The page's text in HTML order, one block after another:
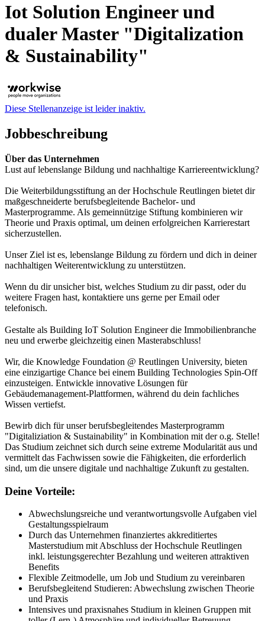
Iot Solution Engineer und
dualer Master "Digitalization
& Sustainability"
Diese Stellenanzeige ist leider inaktiv.
Jobbeschreibung
Über das Unternehmen
Lust auf lebenslange Bildung und nachhaltige Karriereentwicklung?
Die Weiterbildungsstiftung an der Hochschule Reutlingen bietet dir
maßgeschneiderte berufsbegleitende Bachelor- und
Masterprogramme. Als gemeinnützige Stiftung kombinieren wir
Theorie und Praxis optimal, um deinen erfolgreichen Karrierestart
sicherzustellen.
Unser Ziel ist es, lebenslange Bildung zu fördern und dich in deiner
nachhaltigen Weiterentwicklung zu unterstützen.
Wenn du dir unsicher bist, welches Studium zu dir passt, oder du
weitere Fragen hast, kontaktiere uns gerne per Email oder
telefonisch.
Gestalte als Building IoT Solution Engineer die Immobilienbranche
neu und erwerbe gleichzeitig einen Masterabschluss!
Wir, die Knowledge Foundation @ Reutlingen University, bieten
eine einzigartige Chance bei einem Building Technologies Spin-Off
einzusteigen. Entwickle innovative Lösungen für
Gebäudemanagement-Plattformen, während du dein fachliches
Wissen vertiefst.
Bewirb dich für unser berufsbegleitendes Masterprogramm
"Digitaliziation & Sustainability" in Kombination mit der o.g. Stelle!
Das Studium zeichnet sich durch seine extreme Modularität aus und
vermittelt das Fachwissen sowie die Fähigkeiten, die erforderlich
sind, um die unsere digitale und nachhaltige Zukunft zu gestalten.
Deine Vorteile:
Abwechslungsreiche und verantwortungsvolle Aufgaben viel
Gestaltungsspielraum
Durch das Unternehmen finanziertes akkreditiertes
Masterstudium mit Abschluss der Hochschule Reutlingen
inkl. leistungsgerechter Bezahlung und weiteren attraktiven
Benefits
Flexible Zeitmodelle, um Job und Studium zu vereinbaren
Berufsbegleitend Studieren: Abwechslung zwischen Theorie
und Praxis
Intensives und praxisnahes Studium in kleinen Gruppen mit